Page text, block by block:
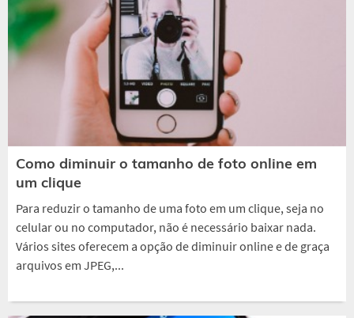
Como diminuir o tamanho de foto online em
um clique
Para reduzir o tamanho de uma foto em um clique, seja no
celular ou no computador, não é necessário baixar nada.
Vários sites oferecem a opção de diminuir online e de graça
arquivos em JPEG,...